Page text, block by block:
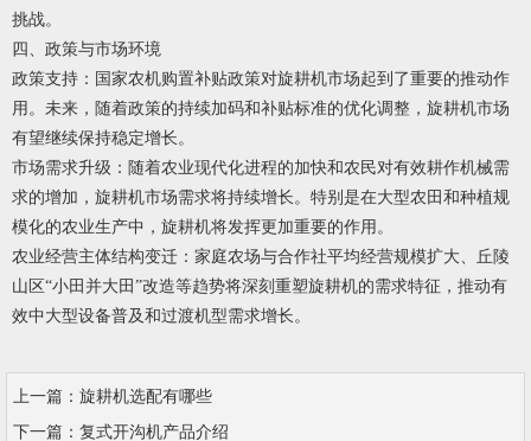
挑战。
四、政策与市场环境
政策支持：国家农机购置补贴政策对旋耕机市场起到了重要的推动作
用。未来，随着政策的持续加码和补贴标准的优化调整，旋耕机市场
有望继续保持稳定增长。
市场需求升级：随着农业现代化进程的加快和农民对有效耕作机械需
求的增加，旋耕机市场需求将持续增长。特别是在大型农田和种植规
模化的农业生产中，旋耕机将发挥更加重要的作用。
农业经营主体结构变迁：家庭农场与合作社平均经营规模扩大、丘陵
山区“小田并大田”改造等趋势将深刻重塑旋耕机的需求特征，推动有
效中大型设备普及和过渡机型需求增长。
上一篇： 旋耕机选配有哪些
下一篇： 复式开沟机产品介绍